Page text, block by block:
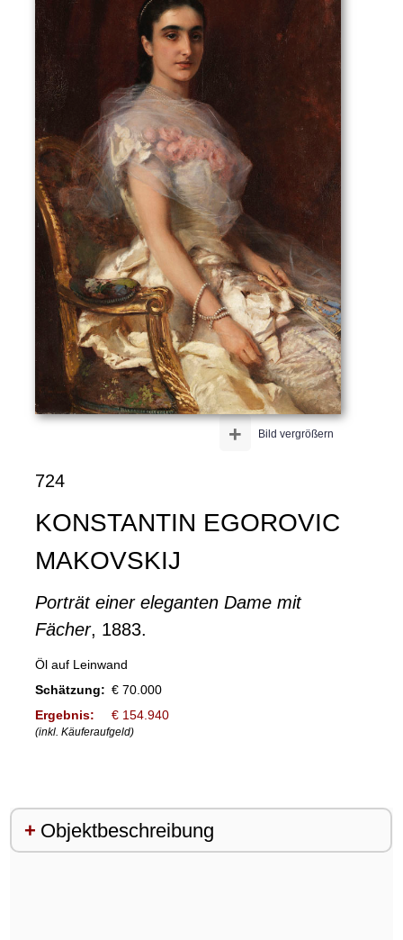
Bild vergrößern
+
724
KONSTANTIN EGOROVIC
MAKOVSKIJ
Porträt einer eleganten Dame mit
Fächer, 1883.
Öl auf Leinwand
Schätzung: € 70.000
Ergebnis:
€ 154.940
(inkl. Käuferaufgeld)
Objektbeschreibung